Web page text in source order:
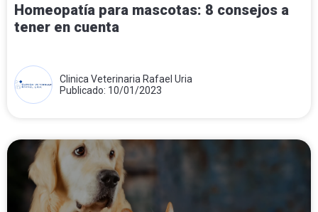
Homeopatía para mascotas: 8 consejos a
tener en cuenta
Clinica Veterinaria Rafael Uria
Publicado: 10/01/2023